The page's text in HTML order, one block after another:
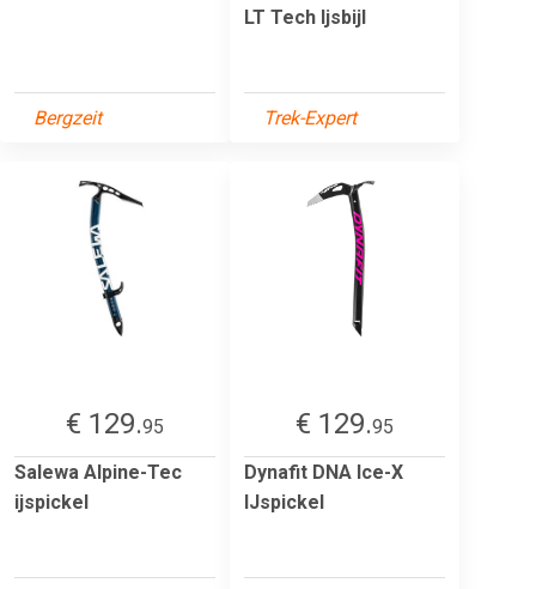
Bergzeit
LT Tech Ijsbijl
Trek-Expert
€ 129.95
Salewa Alpine-Tec
ijspickel
€ 129.95
Dynafit DNA Ice-X
IJspickel